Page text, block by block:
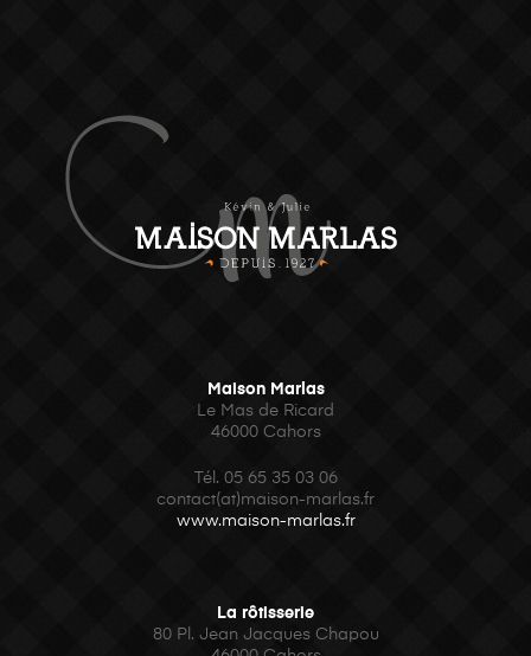
Maison Marlas
Le Mas de Ricard
46000 Cahors
Tél. 05 65 35 03 06
contact(at)maison-marlas.fr
www.maison-marlas.fr
La rôtisserie
80 Pl. Jean Jacques Chapou